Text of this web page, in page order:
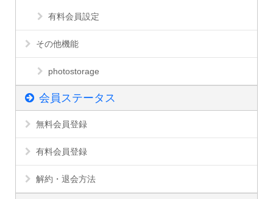
有料会員設定
その他機能
photostorage
会員ステータス
無料会員登録
有料会員登録
解約・退会方法